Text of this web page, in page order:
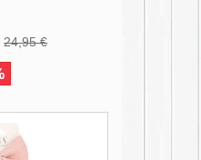
24,95 €